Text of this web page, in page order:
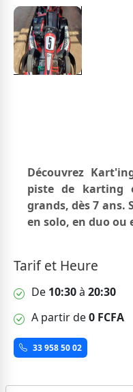
Découvrez
piste de karting
grands, dès 7 ans.
en solo, en duo ou
Tarif et Heure
De 10:30à 20:30
A partir de0 FCFA
33 958 50 02